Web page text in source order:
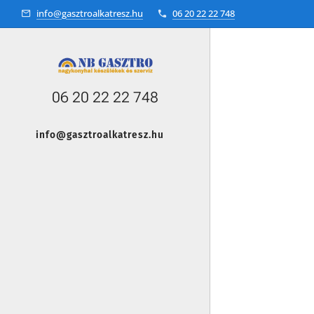
info@gasztroalkatresz.hu 06 20 22 22 748
06 20 22 22 748
info@gasztroalkatresz.hu